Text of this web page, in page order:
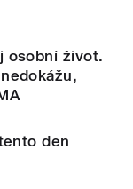
osobní život.
den